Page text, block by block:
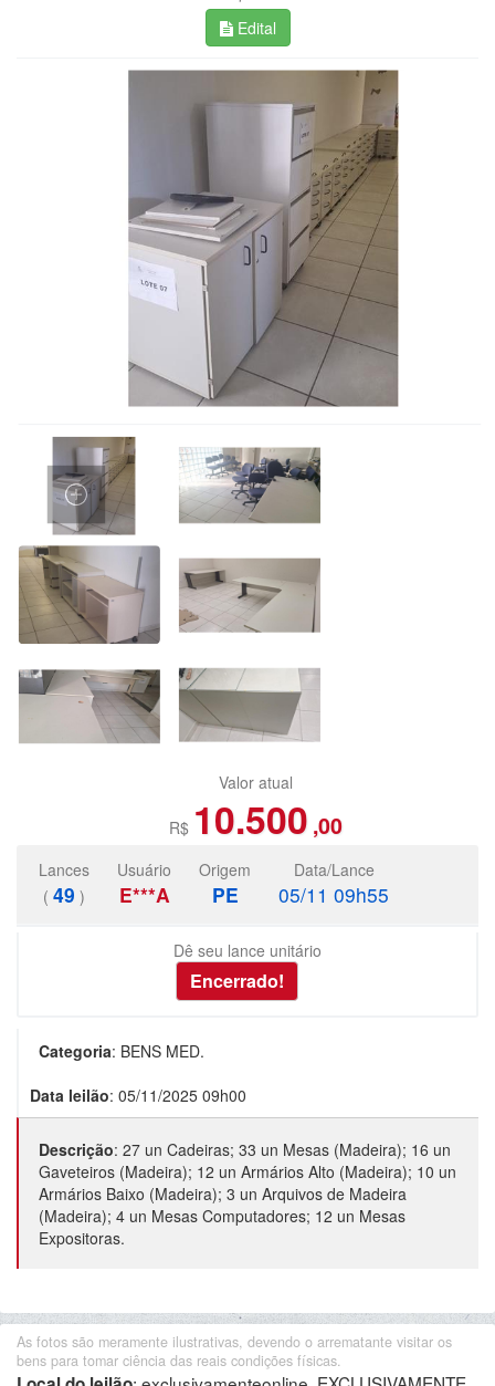
Edital
Valor atual
R$ 10.500 ,00
Lances
( 49 )
Usuário
E***A
Origem
PE
Data/Lance
05/11 09h55
Dê seu lance unitário
Categoria: BENS MED.
Data leilão: 05/11/2025 09h00
Descrição: 27 un Cadeiras; 33 un Mesas (Madeira); 16 un
Gaveteiros (Madeira); 12 un Armários Alto (Madeira); 10 un
Armários Baixo (Madeira); 3 un Arquivos de Madeira
(Madeira); 4 un Mesas Computadores; 12 un Mesas
Expositoras.
As fotos são meramente ilustrativas, devendo o arrematante visitar os
bens para tomar ciência das reais condições físicas.